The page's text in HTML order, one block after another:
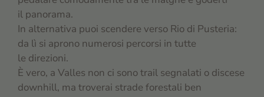
il panorama.
In alternativa puoi scendere verso Rio di Pusteria:
da lì si aprono numerosi percorsi in tutte
le direzioni.
È vero, a Valles non ci sono trail segnalati o discese
downhill, ma troverai strade forestali ben